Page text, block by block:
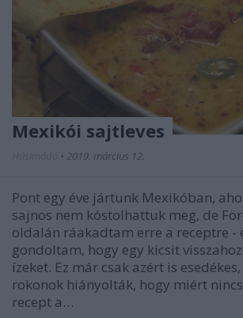
Mexikói sajtleves
• 2019. március 12.
Pont egy éve jártunk Mexikóban,
sajnos nem kóstolhattuk meg, de
oldalán ráakadtam erre a receptre -
gondoltam, hogy egy kicsit
ízeket. Ez már csak azért is
rokonok hiányolták, hogy miért
recept a…